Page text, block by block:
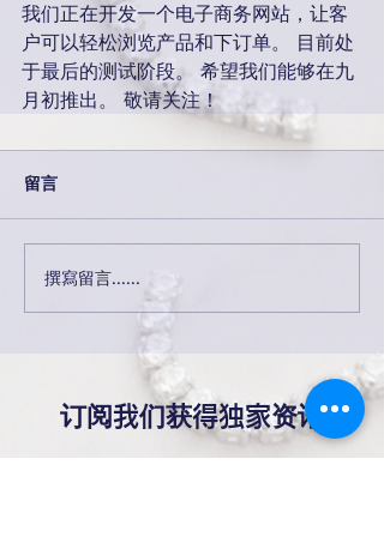
我们正在开发一个电子商务网站，让客
户可以轻松浏览产品和下订单。 目前处
于最后的测试阶段。 希望我们能够在九
月初推出。 敬请关注！
留言
撰寫留言......
订阅我们获得独家资讯